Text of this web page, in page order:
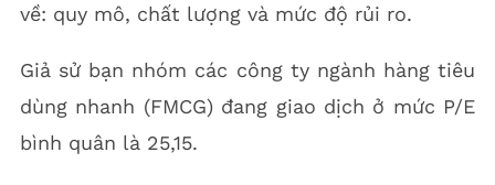
về: quy mô, chất lượng và mức độ rủi ro.
Giả sử bạn nhóm các công ty ngành hàng tiêu
dùng nhanh (FMCG) đang giao dịch ở mức P/E
bình quân là 25,15.